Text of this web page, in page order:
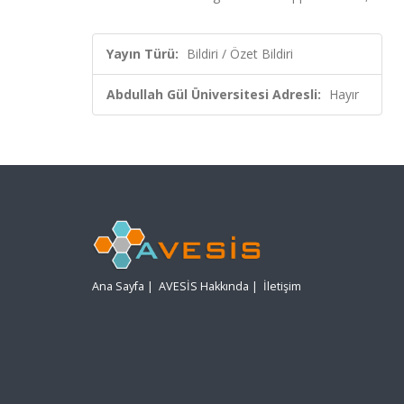
Yayın Türü: Bildiri / Özet Bildiri
Abdullah Gül Üniversitesi Adresli: Hayır
Ana Sayfa | AVESİS Hakkında | İletişim